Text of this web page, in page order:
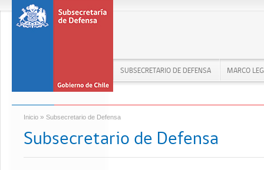
SUBSECRETARIO DE DEFENSA MARCO
Inicio » Subsecretario de Defensa
Subsecretario de Defensa